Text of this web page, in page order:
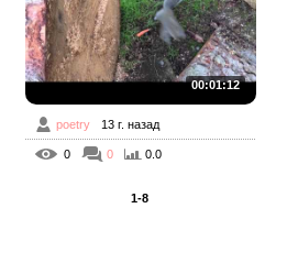
00:01:12
poetry 13 г. назад
0 0 0.0
1-8